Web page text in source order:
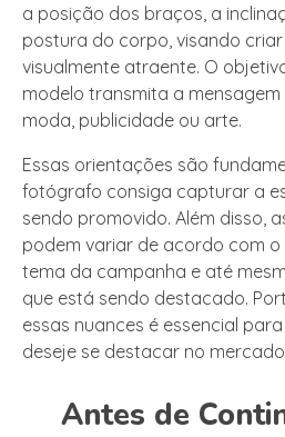
a posição dos braços, a
postura do corpo, visando
visualmente atraente. O
modelo transmita a
moda, publicidade ou arte.
Essas orientações são
fotógrafo consiga capturar a
sendo promovido. Além disso,
podem variar de acordo com o
tema da campanha e até
que está sendo destacado.
essas nuances é essencial
deseje se destacar no
Antes de